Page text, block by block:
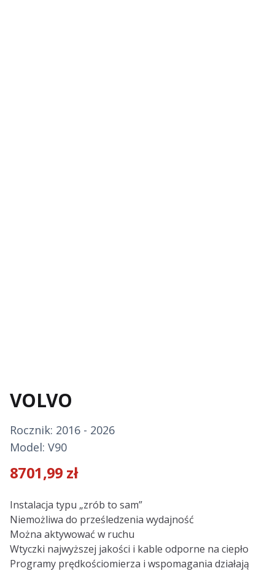
VOLVO
Rocznik: 2016 - 2026
Model: V90
8701,99 zł
Description
Instalacja typu „zrób to sam”
Niemożliwa do prześledzenia wydajność
Można aktywować w ruchu
Wtyczki najwyższej jakości i kable odporne na ciepło
Programy prędkościomierza i wspomagania działają